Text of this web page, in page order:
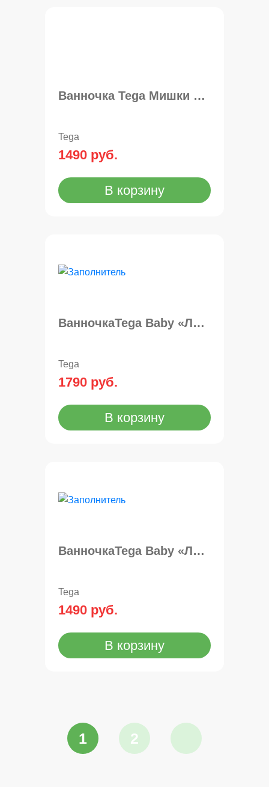
Ванночка Tega Мишки 86см
Tega
1490 руб.
В корзину
ВанночкаTega Baby «Лесная сказка» 102 см
Tega
1790 руб.
В корзину
ВанночкаTega Baby «Лесная сказка» 86 см
Tega
1490 руб.
В корзину
1 2